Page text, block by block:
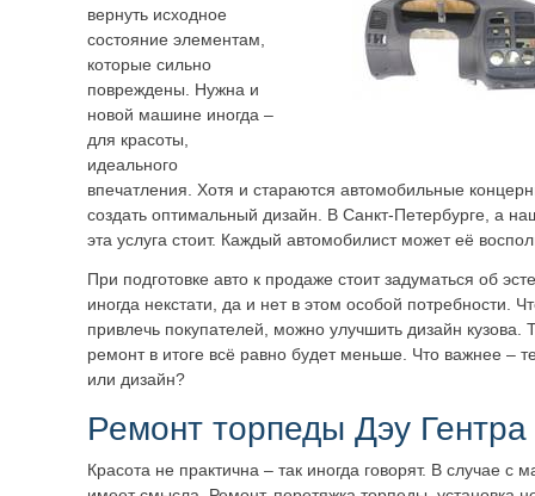
вернуть исходное
состояние элементам,
которые сильно
повреждены. Нужна и
новой машине иногда –
для красоты,
идеального
впечатления. Хотя и стараются автомобильные
создать оптимальный дизайн. В Санкт-Петербурге, а
эта услуга стоит. Каждый автомобилист может её
При подготовке авто к продаже стоит задуматься об
иногда некстати, да и нет в этом особой потребности.
привлечь покупателей, можно улучшить дизайн кузова.
ремонт в итоге всё равно будет меньше. Что важнее –
или дизайн?
Ремонт торпеды Дэу Гентра
Красота не практична – так иногда говорят. В случае с